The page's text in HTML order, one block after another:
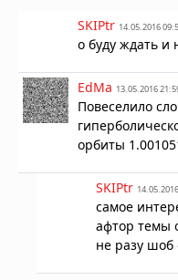
SKIPtr 14.05.2016
о буду ждать и
EdMa 13.05.2016
Повеселило
орбиты
SKIPtr
самое
афтор темы
не разу шоб